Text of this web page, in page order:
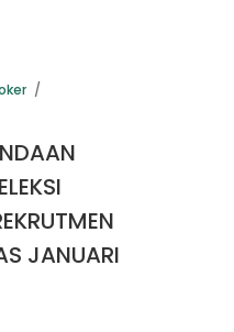
JANUARI